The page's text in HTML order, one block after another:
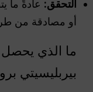
التحقق: عادةً ما
أو مصادقة من
ما الذي يحصل
بيربليسيتي برو